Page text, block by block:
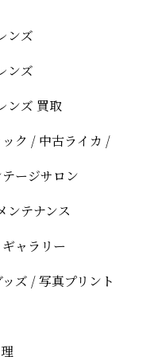
ンズ
ンズ
ンズ 買取
ック / 中古ライカ /
ージサロン
ンテナンス
ャラリー
ズ / 写真プリント